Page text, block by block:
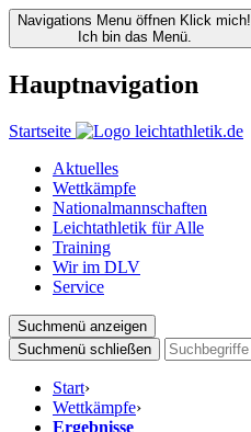
Navigations Menu öffnen Klick mich!
Ich bin das Menü.
Hauptnavigation
Startseite
Aktuelles
Wettkämpfe
Nationalmannschaften
Leichtathletik für Alle
Training
Wir im DLV
Service
Suchmenü anzeigen
Suchmenü schließen
Start›
Wettkämpfe›
Ergebnisse